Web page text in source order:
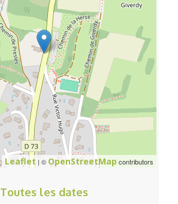
Leaflet | © OpenStreetMap contributors
Toutes les dates